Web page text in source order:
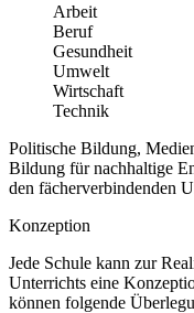
Arbeit
Beruf
Gesundheit
Umwelt
Wirtschaft
Technik
Politische Bildung,
Bildung für nachhaltige
den fächerverbindenden
Konzeption
Jede Schule kann zur
Unterrichts eine
können folgende